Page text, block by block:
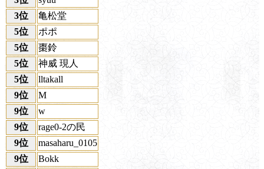
3位
亀松堂
5位
ポポ
5位
棗鈴
5位
神威 現人
5位
lltakall
9位
M
9位
w
9位
rage0-2の民
9位
masaharu_0105
9位
Bokk